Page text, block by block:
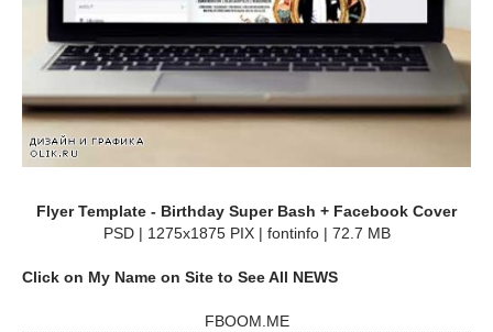
Flyer Template - Birthday Super Bash + Facebook Cover
PSD | 1275x1875 PIX | fontinfo | 72.7 MB
Click on My Name on Site to See All NEWS
FBOOM.ME